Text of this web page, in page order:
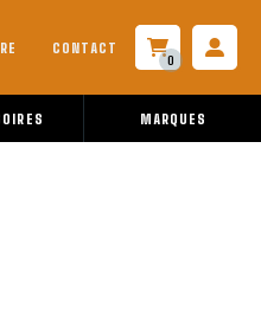
CONTACT
0
MARQUES